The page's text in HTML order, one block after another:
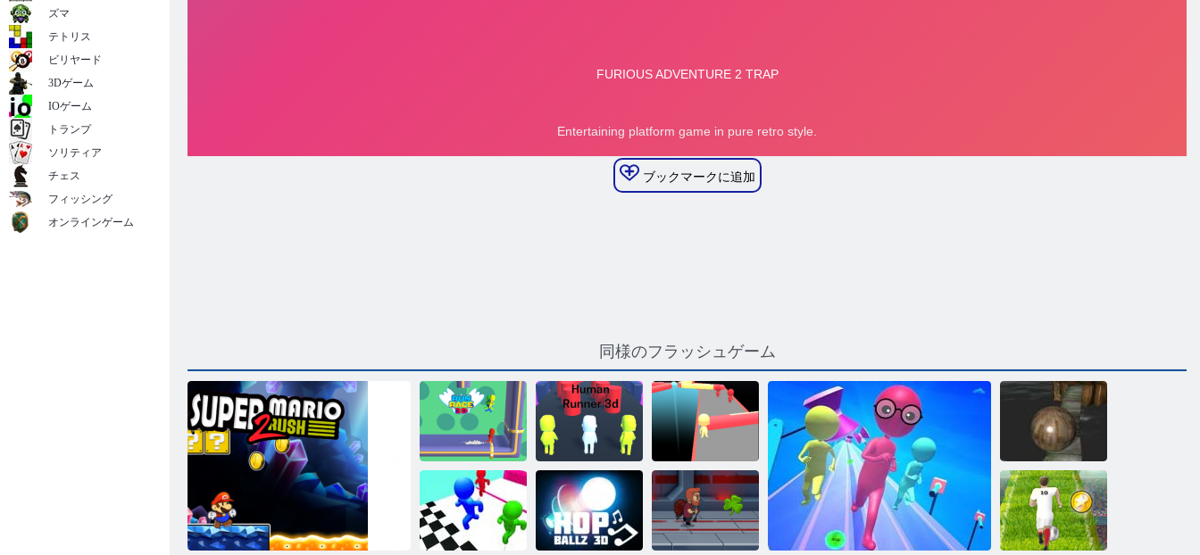
ブックマークに追加
同様のフラッシュゲーム
レース3Dを実
行します
ヒューマンラ
ンナー3D
楽しいレース
3D
極端なバラン
サー3d
ズマ
テトリス
ビリヤード
3Dゲーム
IOゲーム
トランプ
ソリティア
チェス
フィッシング
オンラインゲーム